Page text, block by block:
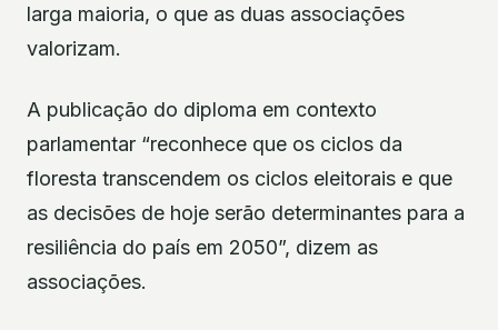
larga maioria, o que as duas associações
valorizam.
A publicação do diploma em contexto
parlamentar “reconhece que os ciclos da
floresta transcendem os ciclos eleitorais e que
as decisões de hoje serão determinantes para a
resiliência do país em 2050”, dizem as
associações.